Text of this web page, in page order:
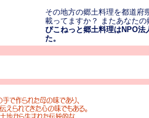
その地方の郷土料理を都道府
載ってますか？ またあなたの
ぴこねっと郷土料理はNPO法
た。